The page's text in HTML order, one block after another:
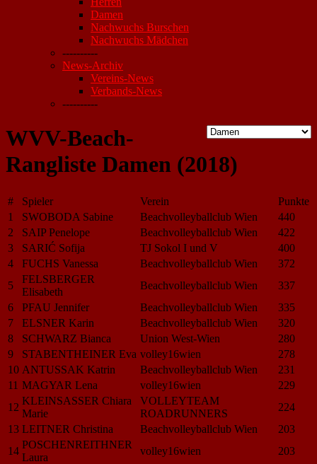
Damen
Nachwuchs Burschen
Nachwuchs Mädchen
----------
News-Archiv
Vereins-News
Verbands-News
----------
WVV-Beach-
Rangliste Damen (2018)
# Spieler Verein
Punkte
1
SWOBODA Sabine Beachvolleyballclub Wien
440
2
SAIP Penelope Beachvolleyballclub Wien
422
3
SARIĆ Sofija TJ Sokol I und V
400
4
FUCHS Vanessa Beachvolleyballclub Wien
372
5
FELSBERGER
Elisabeth
Beachvolleyballclub Wien
337
6
PFAU Jennifer Beachvolleyballclub Wien
335
7
ELSNER Karin Beachvolleyballclub Wien
320
8
SCHWARZ Bianca Union West-Wien
280
9
STABENTHEINER Eva volley16wien
278
10 ANTUSSAK Katrin Beachvolleyballclub Wien
231
11 MAGYAR Lena volley16wien
229
12
KLEINSASSER Chiara
Marie
VOLLEYTEAM
ROADRUNNERS
224
13 LEITNER Christina Beachvolleyballclub Wien
203
14
POSCHENREITHNER
Laura
volley16wien
203